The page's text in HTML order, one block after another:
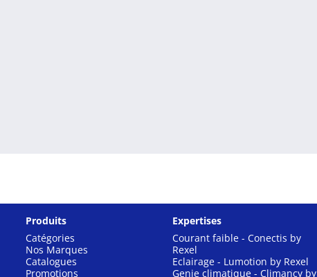
Produits
Catégories
Nos Marques
Catalogues
Promotions
Expertises
Courant faible - Conectis by
Rexel
Eclairage - Lumotion by Rexel
Genie climatique - Climancy by